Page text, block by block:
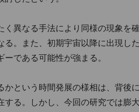
く異なる手法により同様の現象を
。また、初期宇宙以降に出現し
である可能性が強まる。
という時間発展の様相は、背後
る。しかし、今回の研究では膨